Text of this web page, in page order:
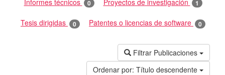
0 1
Tesis dirigidas 0 Patentes o licencias de software 0
Filtrar Publicaciones
Ordenar por: Título descendente